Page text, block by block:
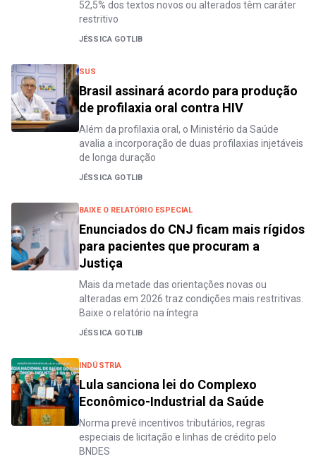
52,5% dos textos novos ou alterados têm caráter
restritivo
JÉSSICA GOTLIB
SUS
Brasil assinará acordo para produção
de profilaxia oral contra HIV
Além da profilaxia oral, o Ministério da Saúde
avalia a incorporação de duas profilaxias injetáveis
de longa duração
JÉSSICA GOTLIB
BAIXE O RELATÓRIO ESPECIAL
Enunciados do CNJ ficam mais rígidos
para pacientes que procuram a
Justiça
Mais da metade das orientações novas ou
alteradas em 2026 traz condições mais restritivas.
Baixe o relatório na íntegra
JÉSSICA GOTLIB
INDÚSTRIA
Lula sanciona lei do Complexo
Econômico-Industrial da Saúde
Norma prevê incentivos tributários, regras
especiais de licitação e linhas de crédito pelo
BNDES